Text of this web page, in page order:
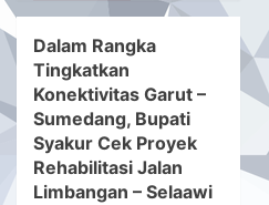
Dalam Rangka
Tingkatkan
Konektivitas Garut –
Sumedang, Bupati
Syakur Cek Proyek
Rehabilitasi Jalan
Limbangan – Selaawi